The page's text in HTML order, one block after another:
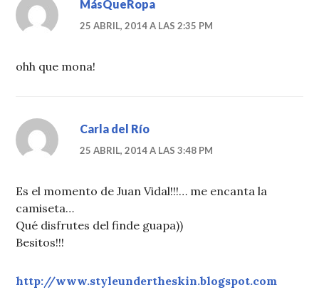
MásQueRopa
25 ABRIL, 2014 A LAS 2:35 PM
ohh que mona!
Carla del Río
25 ABRIL, 2014 A LAS 3:48 PM
Es el momento de Juan Vidal!!!… me encanta la
camiseta…
Qué disfrutes del finde guapa))
Besitos!!!
http://www.styleundertheskin.blogspot.com